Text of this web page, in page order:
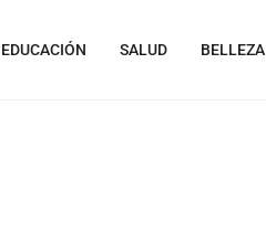
EDUCACIÓN SALUD BELLEZA